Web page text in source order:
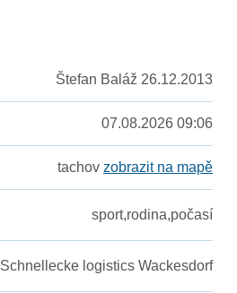
Štefan Baláž 26.12.2013
07.08.2026 09:06
tachov zobrazit na mapě
sport,rodina,počasí
Schnellecke logistics Wackesdorf